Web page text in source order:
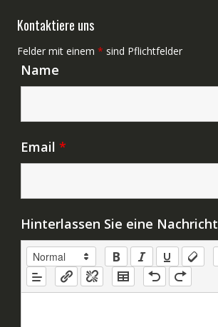
Kontaktiere uns
Felder mit einem * sind Pflichtfelder
Name
Email *
Hinterlassen Sie eine Nachricht